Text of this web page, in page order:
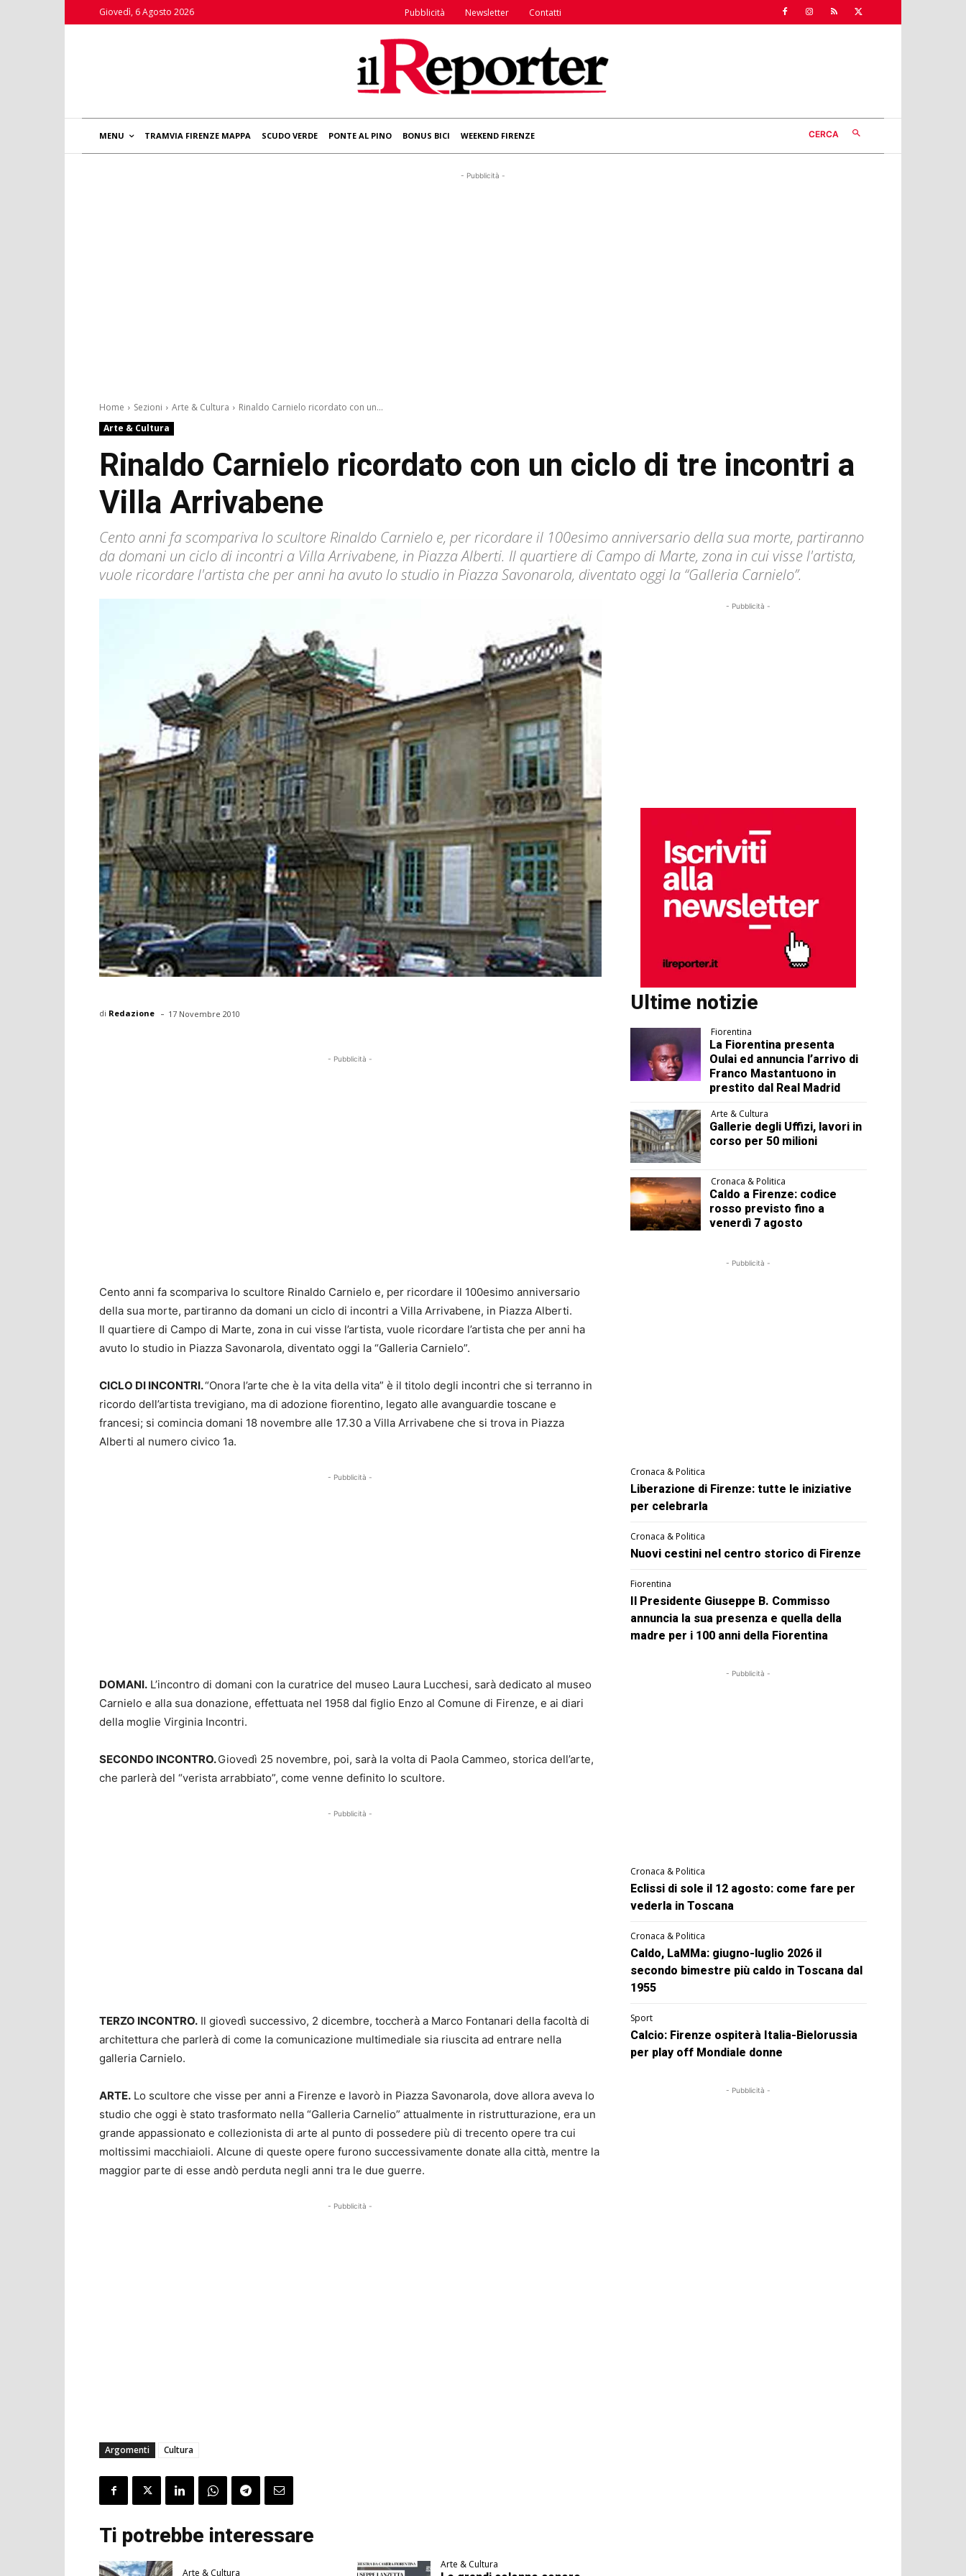
Giovedì, 6 Agosto 2026 Pubblicità Newsletter Contatti
MENU TRAMVIA FIRENZE MAPPA SCUDO VERDE PONTE AL PINO BONUS BICI WEEKEND FIRENZE CERCA
- Pubblicità -
Home Sezioni Arte & Cultura
Rinaldo Carnielo ricordato con un...
Arte & Cultura
Rinaldo Carnielo ricordato con un ciclo di tre incontri a
Villa Arrivabene
Cento anni fa scompariva lo scultore Rinaldo Carnielo e, per ricordare il 100esimo anniversario della sua morte, partiranno
da domani un ciclo di incontri a Villa Arrivabene, in Piazza Alberti. Il quartiere di Campo di Marte, zona in cui visse l'artista,
vuole ricordare l'artista che per anni ha avuto lo studio in Piazza Savonarola, diventato oggi la “Galleria Carnielo”.
di Redazione - 17 Novembre 2010
- Pubblicità -
Cento anni fa scompariva lo scultore Rinaldo Carnielo e, per ricordare il 100esimo anniversario
della sua morte, partiranno da domani un ciclo di incontri a Villa Arrivabene, in Piazza Alberti.
Il quartiere di Campo di Marte, zona in cui visse l’artista, vuole ricordare l’artista che per anni ha
avuto lo studio in Piazza Savonarola, diventato oggi la “Galleria Carnielo”.
CICLO DI INCONTRI.“Onora l’arte che è la vita della vita” è il titolo degli incontri che si terranno in
ricordo dell’artista trevigiano, ma di adozione fiorentino, legato alle avanguardie toscane e
francesi; si comincia domani 18 novembre alle 17.30 a Villa Arrivabene che si trova in Piazza
Alberti al numero civico 1a.
- Pubblicità -
DOMANI. L’incontro di domani con la curatrice del museo Laura Lucchesi, sarà dedicato al museo
Carnielo e alla sua donazione, effettuata nel 1958 dal figlio Enzo al Comune di Firenze, e ai diari
della moglie Virginia Incontri.
SECONDO INCONTRO.Giovedì 25 novembre, poi, sarà la volta di Paola Cammeo, storica dell’arte,
che parlerà del “verista arrabbiato”, come venne definito lo scultore.
- Pubblicità -
TERZO INCONTRO. Il giovedì successivo, 2 dicembre, toccherà a Marco Fontanari della facoltà di
architettura che parlerà di come la comunicazione multimediale sia riuscita ad entrare nella
galleria Carnielo.
ARTE. Lo scultore che visse per anni a Firenze e lavorò in Piazza Savonarola, dove allora aveva lo
studio che oggi è stato trasformato nella “Galleria Carnelio” attualmente in ristrutturazione, era un
grande appassionato e collezionista di arte al punto di possedere più di trecento opere tra cui
moltissimi macchiaioli. Alcune di queste opere furono successivamente donate alla città, mentre la
maggior parte di esse andò perduta negli anni tra le due guerre.
- Pubblicità -
Argomenti Cultura
Ti potrebbe interessare
Arte & Cultura
Arte & Cultura
- Pubblicità -
Ultime notizie
Fiorentina
La Fiorentina presenta
Oulai ed annuncia l’arrivo di
Franco Mastantuono in
prestito dal Real Madrid
Arte & Cultura
Gallerie degli Uffizi, lavori in
corso per 50 milioni
Cronaca & Politica
Caldo a Firenze: codice
rosso previsto fino a
venerdì 7 agosto
- Pubblicità -
Cronaca & Politica
Liberazione di Firenze: tutte le iniziative
per celebrarla
Cronaca & Politica
Nuovi cestini nel centro storico di Firenze
Fiorentina
Il Presidente Giuseppe B. Commisso
annuncia la sua presenza e quella della
madre per i 100 anni della Fiorentina
- Pubblicità -
Cronaca & Politica
Eclissi di sole il 12 agosto: come fare per
vederla in Toscana
Cronaca & Politica
Caldo, LaMMa: giugno-luglio 2026 il
secondo bimestre più caldo in Toscana dal
1955
Sport
Calcio: Firenze ospiterà Italia-Bielorussia
per play off Mondiale donne
- Pubblicità -